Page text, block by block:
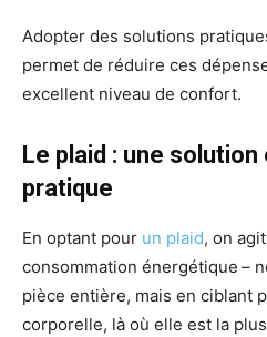
Adopter des solutions
permet de réduire ces
excellent niveau de confort.
Le plaid : une
pratique
En optant pour un plaid, on
consommation énergétique –
pièce entière, mais en ciblant
corporelle, là où elle est la